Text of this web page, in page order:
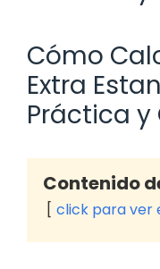
Cómo
Extra
Práctica y
Contenido
click para ver